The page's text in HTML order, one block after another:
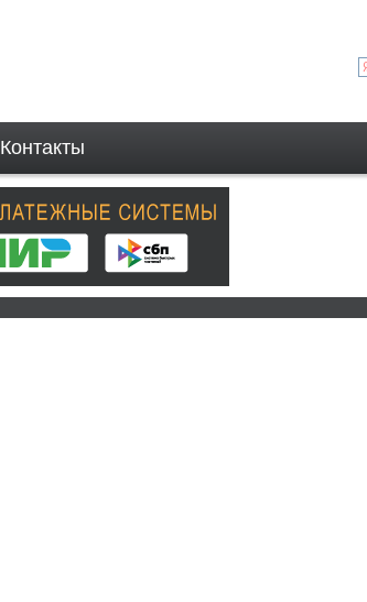
Контакты